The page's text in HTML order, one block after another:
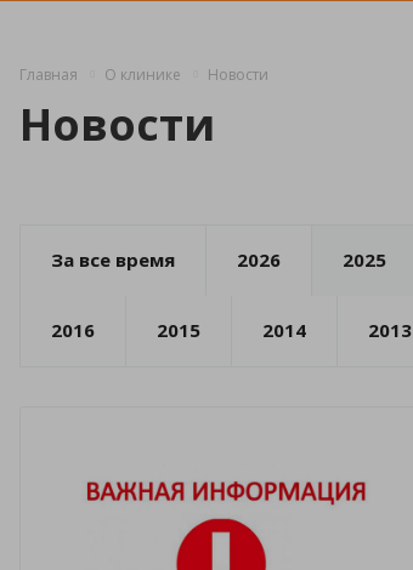
Главная О клинике Новости
Новости
За все время 2026 2025
2016 2015 2014 2013